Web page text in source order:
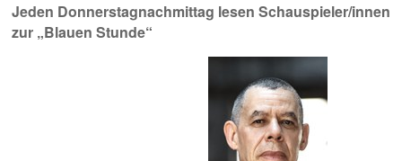
Jeden Donnerstagnachmittag lesen Schauspieler/innen
zur „Blauen Stunde“